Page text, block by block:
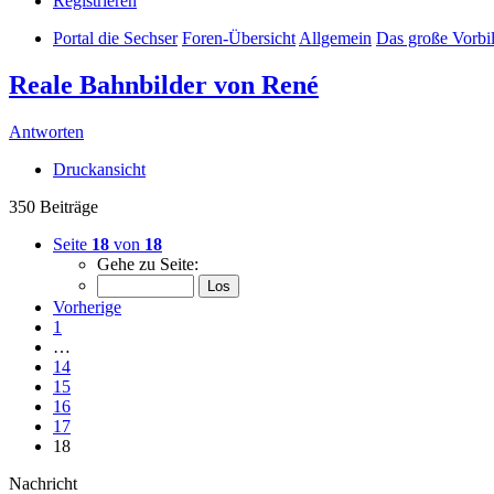
Portal die Sechser Foren-Übersicht Allgemein Das große
Reale Bahnbilder von René
Antworten
Druckansicht
350 Beiträge
Seite 18 von 18
Gehe zu Seite:
Vorherige
1
…
14
15
16
17
18
Nachricht